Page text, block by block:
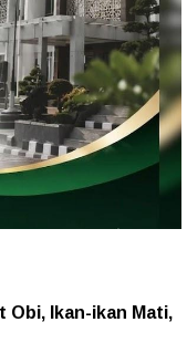
Obi, Ikan-ikan Mati,